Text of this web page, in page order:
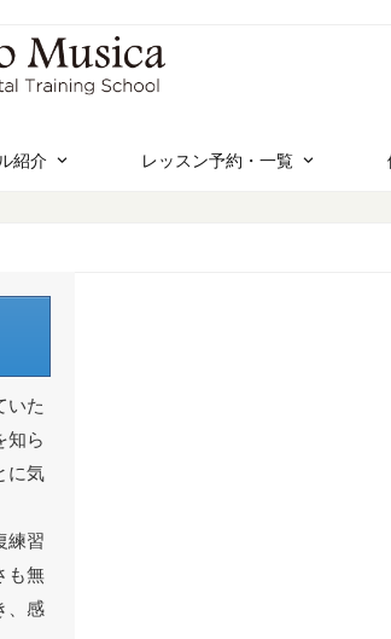
紹介 レッスン予約・一覧
いた
知ら
に気
練習
も無
、感